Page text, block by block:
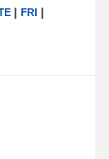
| FRI |